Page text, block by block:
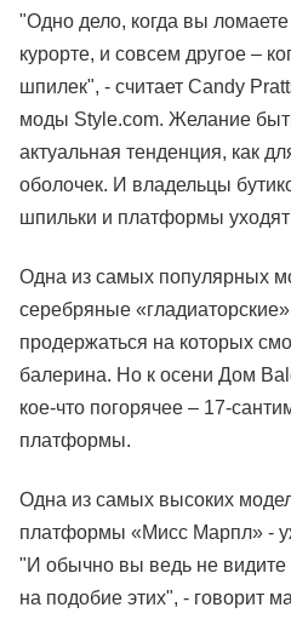
"Одно дело, когда вы
курорте, и совсем другое –
шпилек", - считает Candy
моды Style.com. Желание
актуальная тенденция, как
оболочек. И владельцы
шпильки и платформы уходят
Одна из самых популярных
серебряные
продержаться на которых
балерина. Но к осени Дом
кое-что погорячее – 17-
платформы.
Одна из самых высоких
платформы «Мисс Марпл» -
"И обычно вы ведь не
на подобие этих", - говорит